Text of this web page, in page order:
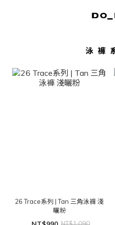
泳褲
26 Trace系列 | Tan 三角泳褲 淺
曬粉